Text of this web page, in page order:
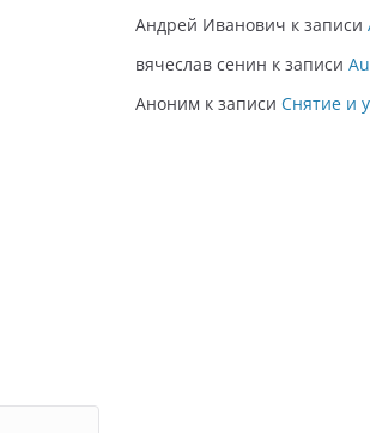
Андрей Иванович к записи
вячеслав сенин к записи
Аноним к записи Снятие и